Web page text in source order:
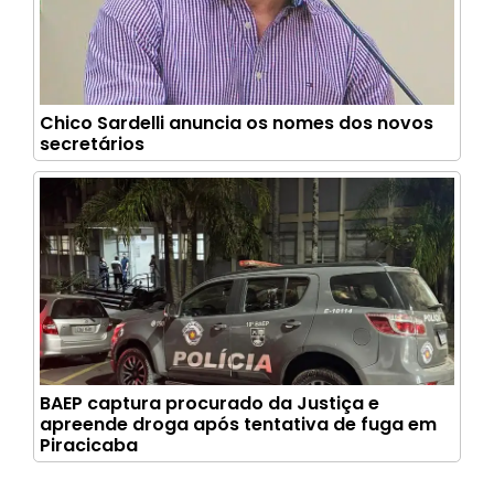
Chico Sardelli anuncia os nomes dos novos
secretários
BAEP captura procurado da Justiça e
apreende droga após tentativa de fuga em
Piracicaba